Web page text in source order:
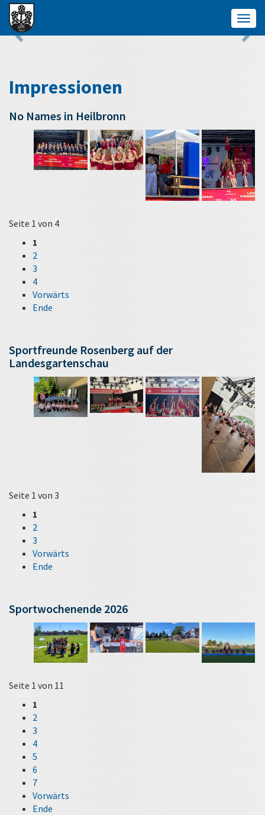
Impressionen
No Names in Heilbronn
Seite 1 von 4
1
2
3
4
Vorwärts
Ende
Sportfreunde Rosenberg auf der
Landesgartenschau
Seite 1 von 3
1
2
3
Vorwärts
Ende
Sportwochenende 2026
Seite 1 von 11
1
2
3
4
5
6
7
Vorwärts
Ende